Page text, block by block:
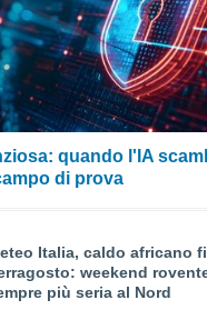
quando l'IA
di prova
Italia, caldo africano
weekend
più seria al Nord